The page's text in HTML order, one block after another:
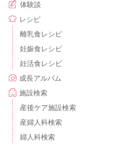
体験談
レシピ
離乳食レシピ
妊娠食レシピ
妊活食レシピ
成長アルバム
施設検索
産後ケア施設検索
産婦人科検索
婦人科検索